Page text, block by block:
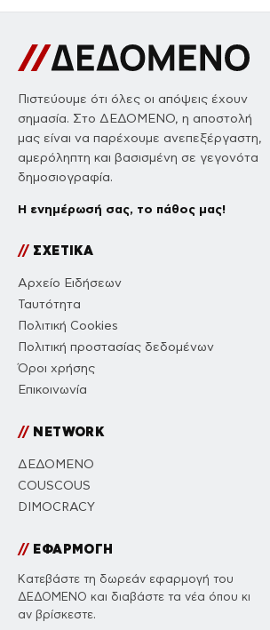
Πιστεύουμε ότι όλες οι απόψεις έχουν
σημασία. Στο ΔΕΔΟΜΕΝΟ, η αποστολή
μας είναι να παρέχουμε ανεπεξέργαστη,
αμερόληπτη και βασισμένη σε γεγονότα
δημοσιογραφία.
Η ενημέρωσή σας, το πάθος μας!
//ΣΧΕΤΙΚΑ
Αρχείο Ειδήσεων
Ταυτότητα
Πολιτική Cookies
Πολιτική προστασίας δεδομένων
Όροι χρήσης
Επικοινωνία
//NETWORK
ΔΕΔΟΜΕΝΟ
COUSCOUS
DIMOCRACY
//ΕΦΑΡΜΟΓΗ
Κατεβάστε τη δωρεάν εφαρμογή του
ΔΕΔΟΜΕΝΟ και διαβάστε τα νέα όπου κι
αν βρίσκεστε.